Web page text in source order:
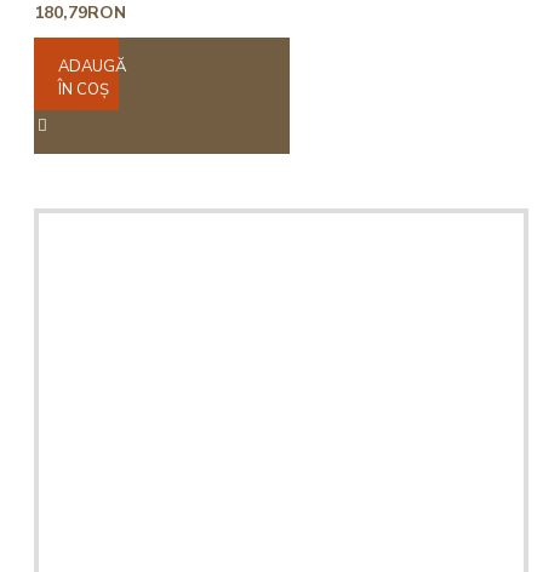
180,79RON
ADAUGĂ
ÎN COŞ